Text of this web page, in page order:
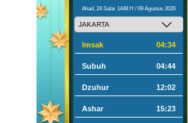
Ahad, 24 Safar 1448 H / 09 Agustus 2026
Imsak 04:34
Subuh 04:44
Dzuhur 12:02
Ashar 15:23